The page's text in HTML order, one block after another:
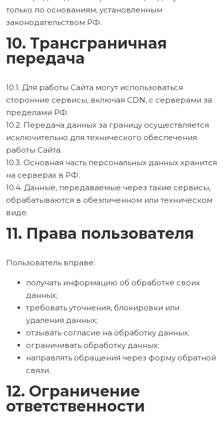
только по основаниям, установленным
законодательством РФ.
10. Трансграничная
передача
10.1. Для работы Сайта могут использоваться
сторонние сервисы, включая CDN, с серверами за
пределами РФ.
10.2. Передача данных за границу осуществляется
исключительно для технического обеспечения
работы Сайта.
10.3. Основная часть персональных данных хранится
на серверах в РФ.
10.4. Данные, передаваемые через такие сервисы,
обрабатываются в обезличенном или техническом
виде.
11. Права пользователя
Пользователь вправе:
получать информацию об обработке своих
данных;
требовать уточнения, блокировки или
удаления данных;
отзывать согласие на обработку данных;
ограничивать обработку данных;
направлять обращения через форму обратной
связи.
12. Ограничение
ответственности